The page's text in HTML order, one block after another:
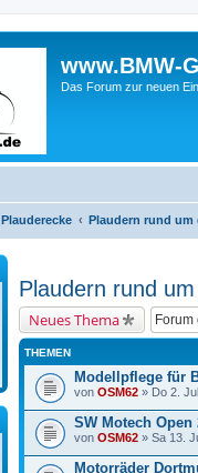
www.BMW-
Das Forum zur neuen
Plauderecke Plaudern rund um
Plaudern rund
Neues Thema
THEMEN
Modellpflege für
von OSM62 » Do 2.
SW Motech
von OSM62 » Sa 13.
Motorräder